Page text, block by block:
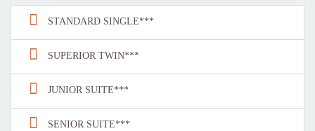
STANDARD SINGLE***
SUPERIOR TWIN***
JUNIOR SUITE***
SENIOR SUITE***